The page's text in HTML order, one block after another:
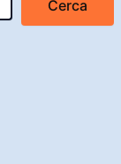
Cerca